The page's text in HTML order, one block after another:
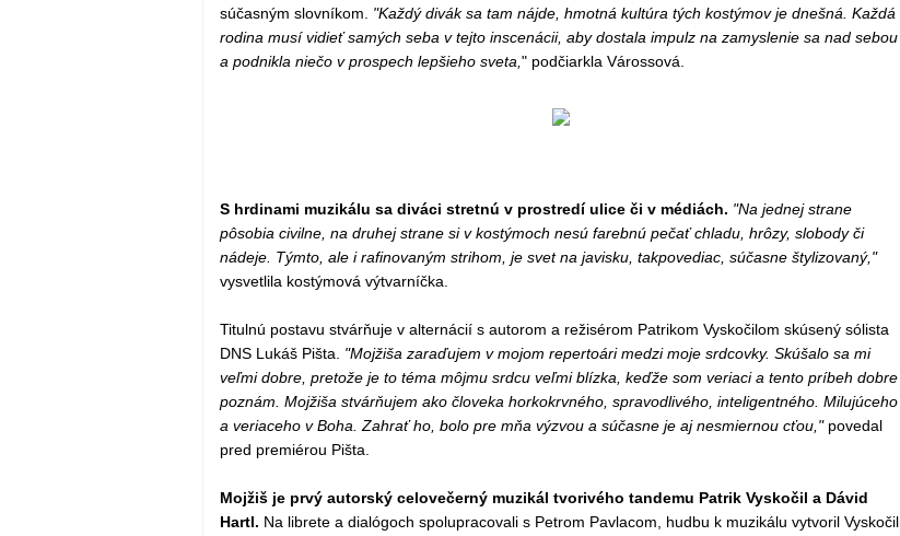
súčasným slovníkom. "Každý divák sa tam nájde, hmotná kultúra tých kostýmov je dnešná. Každá
rodina musí vidieť samých seba v tejto inscenácii, aby dostala impulz na zamyslenie sa nad sebou
a podnikla niečo v prospech lepšieho sveta," podčiarkla Várossová.
S hrdinami muzikálu sa diváci stretnú v prostredí ulice či v médiách. "Na jednej strane
pôsobia civilne, na druhej strane si v kostýmoch nesú farebnú pečať chladu, hrôzy, slobody či
nádeje. Týmto, ale i rafinovaným strihom, je svet na javisku, takpovediac, súčasne štylizovaný,"
vysvetlila kostýmová výtvarníčka.
Titulnú postavu stvárňuje v alternácií s autorom a režisérom Patrikom Vyskočilom skúsený sólista
DNS Lukáš Pišta. "Mojžiša zaraďujem v mojom repertoári medzi moje srdcovky. Skúšalo sa mi
veľmi dobre, pretože je to téma môjmu srdcu veľmi blízka, keďže som veriaci a tento príbeh dobre
poznám. Mojžiša stvárňujem ako človeka horkokrvného, spravodlivého, inteligentného. Milujúceho
a veriaceho v Boha. Zahrať ho, bolo pre mňa výzvou a súčasne je aj nesmiernou cťou,"povedal
pred premiérou Pišta.
Mojžiš je prvý autorský celovečerný muzikál tvorivého tandemu Patrik Vyskočil a Dávid
Hartl. Na librete a dialógoch spolupracovali s Petrom Pavlacom, hudbu k muzikálu vytvoril Vyskočil